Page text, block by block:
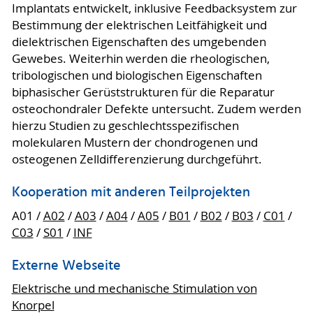
Implantats entwickelt, inklusive Feedbacksystem zur
Bestimmung der elektrischen Leitfähigkeit und
dielektrischen Eigenschaften des umgebenden
Gewebes. Weiterhin werden die rheologischen,
tribologischen und biologischen Eigenschaften
biphasischer Gerüststrukturen für die Reparatur
osteochondraler Defekte untersucht. Zudem werden
hierzu Studien zu geschlechtsspezifischen
molekularen Mustern der chondrogenen und
osteogenen Zelldifferenzierung durchgeführt.
Kooperation mit anderen Teilprojekten
A01 /A02 /A03 /A04/A05 / B01 / B02 / B03 / C01 /
C03 / S01 / INF
Externe Webseite
Elektrische und mechanische Stimulation von
Knorpel